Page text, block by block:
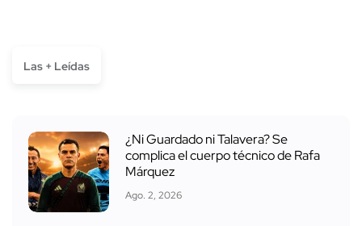
Las + Leídas
¿Ni Guardado ni Talavera? Se
complica el cuerpo técnico de Rafa
Márquez
Ago. 2, 2026